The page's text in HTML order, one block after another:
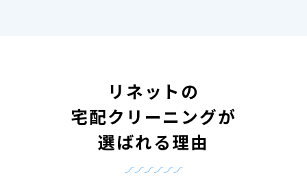
リネットの
宅配クリーニングが
選ばれる理由